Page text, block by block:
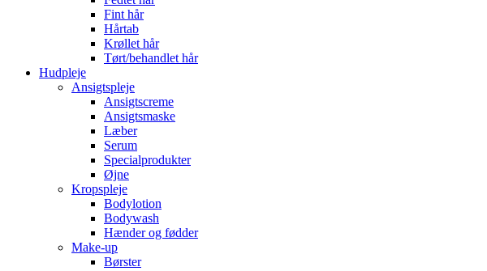
Fint hår
Hårtab
Krøllet hår
Tørt/behandlet hår
Hudpleje
Ansigtspleje
Ansigtscreme
Ansigtsmaske
Læber
Serum
Specialprodukter
Øjne
Kropspleje
Bodylotion
Bodywash
Hænder og fødder
Make-up
Børster